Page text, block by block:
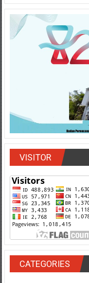
VISITOR
CATEGORIES